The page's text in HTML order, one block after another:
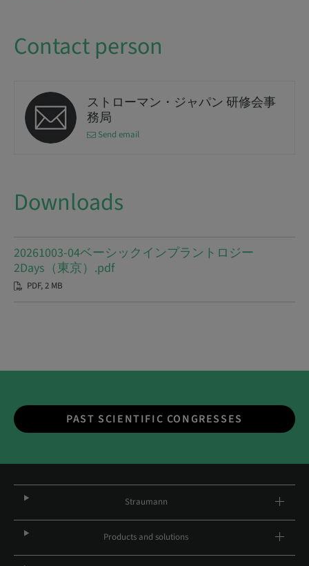
Contact person
ストローマン・ジャパン 研修会事
務局
Send email
Downloads
20261003-04ベーシックインプラントロジー
2Days（東京）.pdf
PDF, 2 MB
PAST SCIENTIFIC CONGRESSES
Straumann
Products and solutions